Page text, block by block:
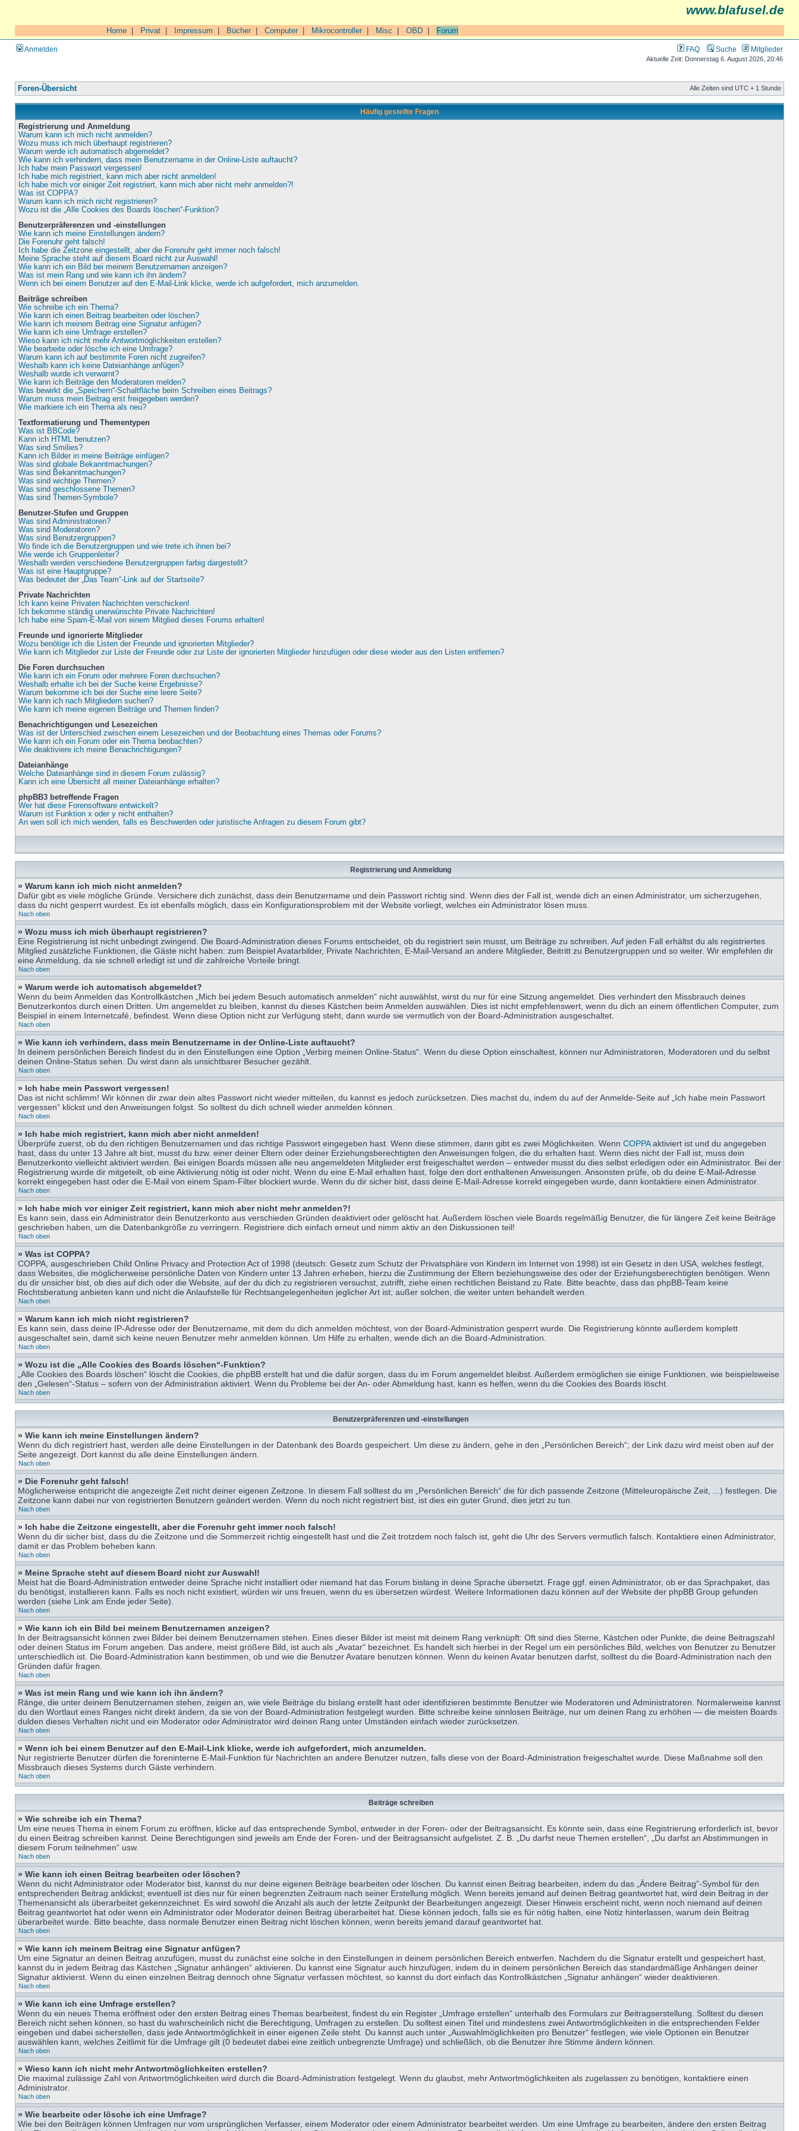
www.blafusel.de
Home Privat Impressum Bücher| Computer| Mikrocontroller| Misc OBD Forum
Anmelden FAQ Suche Mitglieder
Aktuelle Zeit: Donnerstag 6. August 2026, 20:46
Foren-Übersicht Alle Zeiten sind UTC + 1 Stunde
Häufig gestellte Fragen
Registrierung und Anmeldung
Warum kann ich mich nicht anmelden?
Wozu muss ich mich überhaupt registrieren?
Warum werde ich automatisch abgemeldet?
Wie kann ich verhindern, dass mein Benutzername in der Online-Liste auftaucht?
Ich habe mein Passwort vergessen!
Ich habe mich registriert, kann mich aber nicht anmelden!
Ich habe mich vor einiger Zeit registriert, kann mich aber nicht mehr anmelden?!
Was ist COPPA?
Warum kann ich mich nicht registrieren?
Wozu ist die „Alle Cookies des Boards löschen“-Funktion?
Benutzerpräferenzen und -einstellungen
Wie kann ich meine Einstellungen ändern?
Die Forenuhr geht falsch!
Ich habe die Zeitzone eingestellt, aber die Forenuhr geht immer noch falsch!
Meine Sprache steht auf diesem Board nicht zur Auswahl!
Wie kann ich ein Bild bei meinem Benutzernamen anzeigen?
Was ist mein Rang und wie kann ich ihn ändern?
Wenn ich bei einem Benutzer auf den E-Mail-Link klicke, werde ich aufgefordert, mich anzumelden.
Beiträge schreiben
Wie schreibe ich ein Thema?
Wie kann ich einen Beitrag bearbeiten oder löschen?
Wie kann ich meinem Beitrag eine Signatur anfügen?
Wie kann ich eine Umfrage erstellen?
Wieso kann ich nicht mehr Antwortmöglichkeiten erstellen?
Wie bearbeite oder lösche ich eine Umfrage?
Warum kann ich auf bestimmte Foren nicht zugreifen?
Weshalb kann ich keine Dateianhänge anfügen?
Weshalb wurde ich verwarnt?
Wie kann ich Beiträge den Moderatoren melden?
Was bewirkt die „Speichern“-Schaltfläche beim Schreiben eines Beitrags?
Warum muss mein Beitrag erst freigegeben werden?
Wie markiere ich ein Thema als neu?
Textformatierung und Thementypen
Was ist BBCode?
Kann ich HTML benutzen?
Was sind Smilies?
Kann ich Bilder in meine Beiträge einfügen?
Was sind globale Bekanntmachungen?
Was sind Bekanntmachungen?
Was sind wichtige Themen?
Was sind geschlossene Themen?
Was sind Themen-Symbole?
Benutzer-Stufen und Gruppen
Was sind Administratoren?
Was sind Moderatoren?
Was sind Benutzergruppen?
Wo finde ich die Benutzergruppen und wie trete ich ihnen bei?
Wie werde ich Gruppenleiter?
Weshalb werden verschiedene Benutzergruppen farbig dargestellt?
Was ist eine Hauptgruppe?
Was bedeutet der „Das Team“-Link auf der Startseite?
Private Nachrichten
Ich kann keine Privaten Nachrichten verschicken!
Ich bekomme ständig unerwünschte Private Nachrichten!
Ich habe eine Spam-E-Mail von einem Mitglied dieses Forums erhalten!
Freunde und ignorierte Mitglieder
Wozu benötige ich die Listen der Freunde und ignorierten Mitglieder?
Wie kann ich Mitglieder zur Liste der Freunde oder zur Liste der ignorierten Mitglieder hinzufügen oder diese wieder aus den Listen entfernen?
Die Foren durchsuchen
Wie kann ich ein Forum oder mehrere Foren durchsuchen?
Weshalb erhalte ich bei der Suche keine Ergebnisse?
Warum bekomme ich bei der Suche eine leere Seite?
Wie kann ich nach Mitgliedern suchen?
Wie kann ich meine eigenen Beiträge und Themen finden?
Benachrichtigungen und Lesezeichen
Was ist der Unterschied zwischen einem Lesezeichen und der Beobachtung eines Themas oder Forums?
Wie kann ich ein Forum oder ein Thema beobachten?
Wie deaktiviere ich meine Benachrichtigungen?
Dateianhänge
Welche Dateianhänge sind in diesem Forum zulässig?
Kann ich eine Übersicht all meiner Dateianhänge erhalten?
phpBB3 betreffende Fragen
Wer hat diese Forensoftware entwickelt?
Warum ist Funktion x oder y nicht enthalten?
An wen soll ich mich wenden, falls es Beschwerden oder juristische Anfragen zu diesem Forum gibt?
Registrierung und Anmeldung
» Warum kann ich mich nicht anmelden?
Dafür gibt es viele mögliche Gründe. Versichere dich zunächst, dass dein Benutzername und dein Passwort richtig sind. Wenn dies der Fall ist, wende dich an einen Administrator, um sicherzugehen,
dass du nicht gesperrt wurdest. Es ist ebenfalls möglich, dass ein Konfigurationsproblem mit der Website vorliegt, welches ein Administrator lösen muss.
Nach oben
» Wozu muss ich mich überhaupt registrieren?
Eine Registrierung ist nicht unbedingt zwingend. Die Board-Administration dieses Forums entscheidet, ob du registriert sein musst, um Beiträge zu schreiben. Auf jeden Fall erhältst du als registriertes
Mitglied zusätzliche Funktionen, die Gäste nicht haben: zum Beispiel Avatarbilder, Private Nachrichten, E-Mail-Versand an andere Mitglieder, Beitritt zu Benutzergruppen und so weiter. Wir empfehlen dir
eine Anmeldung, da sie schnell erledigt ist und dir zahlreiche Vorteile bringt.
Nach oben
» Warum werde ich automatisch abgemeldet?
Wenn du beim Anmelden das Kontrollkästchen „Mich bei jedem Besuch automatisch anmelden“ nicht auswählst, wirst du nur für eine Sitzung angemeldet. Dies verhindert den Missbrauch deines
Benutzerkontos durch einen Dritten. Um angemeldet zu bleiben, kannst du dieses Kästchen beim Anmelden auswählen. Dies ist nicht empfehlenswert, wenn du dich an einem öffentlichen Computer, zum
Beispiel in einem Internetcafé, befindest. Wenn diese Option nicht zur Verfügung steht, dann wurde sie vermutlich von der Board-Administration ausgeschaltet.
Nach oben
» Wie kann ich verhindern, dass mein Benutzername in der Online-Liste auftaucht?
In deinem persönlichen Bereich findest du in den Einstellungen eine Option „Verbirg meinen Online-Status“. Wenn du diese Option einschaltest, können nur Administratoren, Moderatoren und du selbst
deinen Online-Status sehen. Du wirst dann als unsichtbarer Besucher gezählt.
Nach oben
» Ich habe mein Passwort vergessen!
Das ist nicht schlimm! Wir können dir zwar dein altes Passwort nicht wieder mitteilen, du kannst es jedoch zurücksetzen. Dies machst du, indem du auf der Anmelde-Seite auf „Ich habe mein Passwort
vergessen“ klickst und den Anweisungen folgst. So solltest du dich schnell wieder anmelden können.
Nach oben
» Ich habe mich registriert, kann mich aber nicht anmelden!
Überprüfe zuerst, ob du den richtigen Benutzernamen und das richtige Passwort eingegeben hast. Wenn diese stimmen, dann gibt es zwei Möglichkeiten. Wenn COPPAaktiviert ist und du angegeben
hast, dass du unter 13 Jahre alt bist, musst du bzw. einer deiner Eltern oder deiner Erziehungsberechtigten den Anweisungen folgen, die du erhalten hast. Wenn dies nicht der Fall ist, muss dein
Benutzerkonto vielleicht aktiviert werden. Bei einigen Boards müssen alle neu angemeldeten Mitglieder erst freigeschaltet werden – entweder musst du dies selbst erledigen oder ein Administrator. Bei der
Registrierung wurde dir mitgeteilt, ob eine Aktivierung nötig ist oder nicht. Wenn du eine E-Mail erhalten hast, folge den dort enthaltenen Anweisungen. Ansonsten prüfe, ob du deine E-Mail-Adresse
korrekt eingegeben hast oder die E-Mail von einem Spam-Filter blockiert wurde. Wenn du dir sicher bist, dass deine E-Mail-Adresse korrekt eingegeben wurde, dann kontaktiere einen Administrator.
Nach oben
» Ich habe mich vor einiger Zeit registriert, kann mich aber nicht mehr anmelden?!
Es kann sein, dass ein Administrator dein Benutzerkonto aus verschieden Gründen deaktiviert oder gelöscht hat. Außerdem löschen viele Boards regelmäßig Benutzer, die für längere Zeit keine Beiträge
geschrieben haben, um die Datenbankgröße zu verringern. Registriere dich einfach erneut und nimm aktiv an den Diskussionen teil!
Nach oben
» Was ist COPPA?
COPPA, ausgeschrieben Child Online Privacy and Protection Act of 1998 (deutsch: Gesetz zum Schutz der Privatsphäre von Kindern im Internet von 1998) ist ein Gesetz in den USA, welches festlegt,
dass Websites, die möglicherweise persönliche Daten von Kindern unter 13 Jahren erheben, hierzu die Zustimmung der Eltern beziehungsweise des oder der Erziehungsberechtigten benötigen. Wenn
du dir unsicher bist, ob dies auf dich oder die Website, auf der du dich zu registrieren versuchst, zutrifft, ziehe einen rechtlichen Beistand zu Rate. Bitte beachte, dass das phpBB-Team keine
Rechtsberatung anbieten kann und nicht die Anlaufstelle für Rechtsangelegenheiten jeglicher Art ist; außer solchen, die weiter unten behandelt werden.
Nach oben
» Warum kann ich mich nicht registrieren?
Es kann sein, dass deine IP-Adresse oder der Benutzername, mit dem du dich anmelden möchtest, von der Board-Administration gesperrt wurde. Die Registrierung könnte außerdem komplett
ausgeschaltet sein, damit sich keine neuen Benutzer mehr anmelden können. Um Hilfe zu erhalten, wende dich an die Board-Administration.
Nach oben
» Wozu ist die „Alle Cookies des Boards löschen“-Funktion?
„Alle Cookies des Boards löschen“ löscht die Cookies, die phpBB erstellt hat und die dafür sorgen, dass du im Forum angemeldet bleibst. Außerdem ermöglichen sie einige Funktionen, wie beispielsweise
den „Gelesen“-Status – sofern von der Administration aktiviert. Wenn du Probleme bei der An- oder Abmeldung hast, kann es helfen, wenn du die Cookies des Boards löscht.
Nach oben
Benutzerpräferenzen und -einstellungen
» Wie kann ich meine Einstellungen ändern?
Wenn du dich registriert hast, werden alle deine Einstellungen in der Datenbank des Boards gespeichert. Um diese zu ändern, gehe in den „Persönlichen Bereich“; der Link dazu wird meist oben auf der
Seite angezeigt. Dort kannst du alle deine Einstellungen ändern.
Nach oben
» Die Forenuhr geht falsch!
Möglicherweise entspricht die angezeigte Zeit nicht deiner eigenen Zeitzone. In diesem Fall solltest du im „Persönlichen Bereich“ die für dich passende Zeitzone (Mitteleuropäische Zeit, ...) festlegen. Die
Zeitzone kann dabei nur von registrierten Benutzern geändert werden. Wenn du noch nicht registriert bist, ist dies ein guter Grund, dies jetzt zu tun.
Nach oben
» Ich habe die Zeitzone eingestellt, aber die Forenuhr geht immer noch falsch!
Wenn du dir sicher bist, dass du die Zeitzone und die Sommerzeit richtig eingestellt hast und die Zeit trotzdem noch falsch ist, geht die Uhr des Servers vermutlich falsch. Kontaktiere einen Administrator,
damit er das Problem beheben kann.
Nach oben
» Meine Sprache steht auf diesem Board nicht zur Auswahl!
Meist hat die Board-Administration entweder deine Sprache nicht installiert oder niemand hat das Forum bislang in deine Sprache übersetzt. Frage ggf. einen Administrator, ob er das Sprachpaket, das
du benötigst, installieren kann. Falls es noch nicht existiert, würden wir uns freuen, wenn du es übersetzen würdest. Weitere Informationen dazu können auf der Website der phpBB Group gefunden
werden (siehe Link am Ende jeder Seite).
Nach oben
» Wie kann ich ein Bild bei meinem Benutzernamen anzeigen?
In der Beitragsansicht können zwei Bilder bei deinem Benutzernamen stehen. Eines dieser Bilder ist meist mit deinem Rang verknüpft: Oft sind dies Sterne, Kästchen oder Punkte, die deine Beitragszahl
oder deinen Status im Forum angeben. Das andere, meist größere Bild, ist auch als „Avatar“ bezeichnet. Es handelt sich hierbei in der Regel um ein persönliches Bild, welches von Benutzer zu Benutzer
unterschiedlich ist. Die Board-Administration kann bestimmen, ob und wie die Benutzer Avatare benutzen können. Wenn du keinen Avatar benutzen darfst, solltest du die Board-Administration nach den
Gründen dafür fragen.
Nach oben
» Was ist mein Rang und wie kann ich ihn ändern?
Ränge, die unter deinem Benutzernamen stehen, zeigen an, wie viele Beiträge du bislang erstellt hast oder identifizieren bestimmte Benutzer wie Moderatoren und Administratoren. Normalerweise kannst
du den Wortlaut eines Ranges nicht direkt ändern, da sie von der Board-Administration festgelegt wurden. Bitte schreibe keine sinnlosen Beiträge, nur um deinen Rang zu erhöhen — die meisten Boards
dulden dieses Verhalten nicht und ein Moderator oder Administrator wird deinen Rang unter Umständen einfach wieder zurücksetzen.
Nach oben
» Wenn ich bei einem Benutzer auf den E-Mail-Link klicke, werde ich aufgefordert, mich anzumelden.
Nur registrierte Benutzer dürfen die foreninterne E-Mail-Funktion für Nachrichten an andere Benutzer nutzen, falls diese von der Board-Administration freigeschaltet wurde. Diese Maßnahme soll den
Missbrauch dieses Systems durch Gäste verhindern.
Nach oben
Beiträge schreiben
» Wie schreibe ich ein Thema?
Um eine neues Thema in einem Forum zu eröffnen, klicke auf das entsprechende Symbol, entweder in der Foren- oder der Beitragsansicht. Es könnte sein, dass eine Registrierung erforderlich ist, bevor
du einen Beitrag schreiben kannst. Deine Berechtigungen sind jeweils am Ende der Foren- und der Beitragsansicht aufgelistet. Z. B. „Du darfst neue Themen erstellen“, „Du darfst an Abstimmungen in
diesem Forum teilnehmen“ usw.
Nach oben
» Wie kann ich einen Beitrag bearbeiten oder löschen?
Wenn du nicht Administrator oder Moderator bist, kannst du nur deine eigenen Beiträge bearbeiten oder löschen. Du kannst einen Beitrag bearbeiten, indem du das „Ändere Beitrag“-Symbol für den
entsprechenden Beitrag anklickst; eventuell ist dies nur für einen begrenzten Zeitraum nach seiner Erstellung möglich. Wenn bereits jemand auf deinen Beitrag geantwortet hat, wird dein Beitrag in der
Themenansicht als überarbeitet gekennzeichnet. Es wird sowohl die Anzahl als auch der letzte Zeitpunkt der Bearbeitungen angezeigt. Dieser Hinweis erscheint nicht, wenn noch niemand auf deinen
Beitrag geantwortet hat oder wenn ein Administrator oder Moderator deinen Beitrag überarbeitet hat. Diese können jedoch, falls sie es für nötig halten, eine Notiz hinterlassen, warum dein Beitrag
überarbeitet wurde. Bitte beachte, dass normale Benutzer einen Beitrag nicht löschen können, wenn bereits jemand darauf geantwortet hat.
Nach oben
» Wie kann ich meinem Beitrag eine Signatur anfügen?
Um eine Signatur an deinen Beitrag anzufügen, musst du zunächst eine solche in den Einstellungen in deinem persönlichen Bereich entwerfen. Nachdem du die Signatur erstellt und gespeichert hast,
kannst du in jedem Beitrag das Kästchen „Signatur anhängen“ aktivieren. Du kannst eine Signatur auch hinzufügen, indem du in deinem persönlichen Bereich das standardmäßige Anhängen deiner
Signatur aktivierst. Wenn du einen einzelnen Beitrag dennoch ohne Signatur verfassen möchtest, so kannst du dort einfach das Kontrollkästchen „Signatur anhängen“ wieder deaktivieren.
Nach oben
» Wie kann ich eine Umfrage erstellen?
Wenn du ein neues Thema eröffnest oder den ersten Beitrag eines Themas bearbeitest, findest du ein Register „Umfrage erstellen“ unterhalb des Formulars zur Beitragserstellung. Solltest du diesen
Bereich nicht sehen können, so hast du wahrscheinlich nicht die Berechtigung, Umfragen zu erstellen. Du solltest einen Titel und mindestens zwei Antwortmöglichkeiten in die entsprechenden Felder
eingeben und dabei sicherstellen, dass jede Antwortmöglichkeit in einer eigenen Zeile steht. Du kannst auch unter „Auswahlmöglichkeiten pro Benutzer“ festlegen, wie viele Optionen ein Benutzer
auswählen kann, welches Zeitlimit für die Umfrage gilt (0 bedeutet dabei eine zeitlich unbegrenzte Umfrage) und schließlich, ob die Benutzer ihre Stimme ändern können.
Nach oben
» Wieso kann ich nicht mehr Antwortmöglichkeiten erstellen?
Die maximal zulässige Zahl von Antwortmöglichkeiten wird durch die Board-Administration festgelegt. Wenn du glaubst, mehr Antwortmöglichkeiten als zugelassen zu benötigen, kontaktiere einen
Administrator.
Nach oben
» Wie bearbeite oder lösche ich eine Umfrage?
Wie bei den Beiträgen können Umfragen nur vom ursprünglichen Verfasser, einem Moderator oder einem Administrator bearbeitet werden. Um eine Umfrage zu bearbeiten, ändere den ersten Beitrag